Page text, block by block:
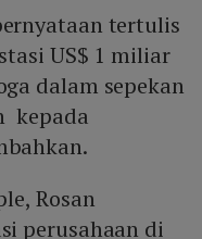
tertulis
US$ 1 miliar
dalam sepekan
kepada
Rosan
perusahaan di